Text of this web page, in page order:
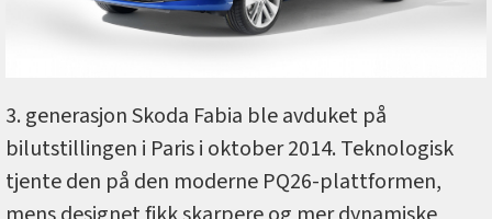
3. generasjon Skoda Fabia ble avduket på
bilutstillingen i Paris i oktober 2014. Teknologisk
tjente den på den moderne PQ26-plattformen,